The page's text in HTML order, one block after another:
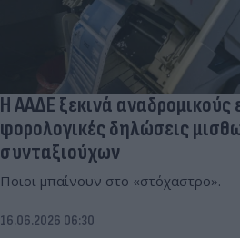
Η ΑΑΔΕ ξεκινά αναδρομικούς
φορολογικές δηλώσεις
συνταξιούχων
Ποιοι μπαίνουν στο «στόχαστρο».
16.06.2026 06:30